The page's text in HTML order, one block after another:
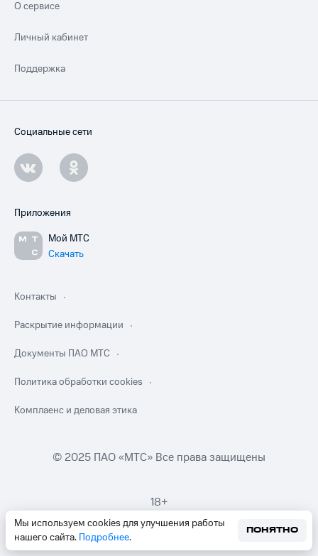
Мы используем cookies для улучшения работы
нашего сайта. Подробнее.
ПОНЯТНО
О сервисе
Личный кабинет
Поддержка
Социальные сети
Приложения
Мой МТС
Скачать
Контакты
Раскрытие информации
Документы ПАО МТС
Политика обработки cookies
Комплаенс и деловая этика
© 2025 ПАО «МТС» Все права защищены
18+